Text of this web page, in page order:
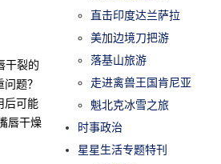
干裂的
题？
后可能
唇干燥
直击印度达兰萨拉
美加边境刀把游
落基山旅游
走进禽兽王国肯尼亚
魁北克冰雪之旅
时事政治
星星生活专题特刊